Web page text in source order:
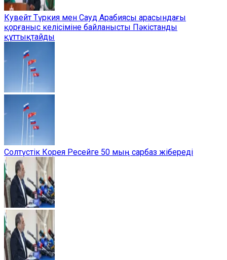
Кувейт Түркия мен Сауд Арабиясы арасындағы
қорғаныс келісіміне байланысты Пәкістанды
құттықтайды
Солтүстік Корея Ресейге 50 мың сарбаз жібереді